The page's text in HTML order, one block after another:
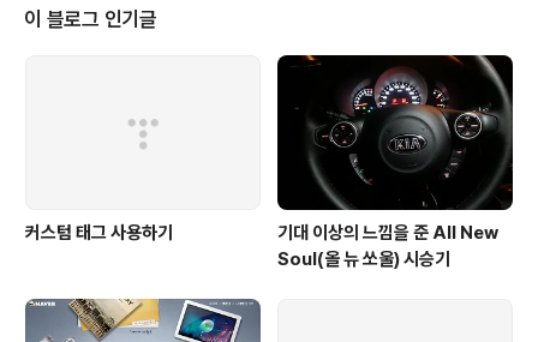
터 보여준다.he..
이 블로그 인기글
커스텀 태그 사용하기
기대 이상의 느낌을 준 All New
Soul(올 뉴 쏘울) 시승기